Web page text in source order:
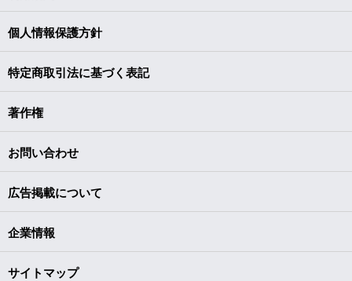
個人情報保護方針
特定商取引法に基づく表記
著作権
お問い合わせ
広告掲載について
企業情報
サイトマップ